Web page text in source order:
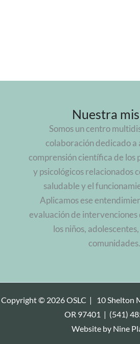
Nuestra
Somos un centro
colaboración dedicado a
comprensión científica de los
y psicológicos relacionados
saludable y el
Aplicamos ese
evaluación de
los niños,
comunidades.
Copyright © 2026 OSLC |
10 Shelton
OR 97401 | (541)
Website by Nine